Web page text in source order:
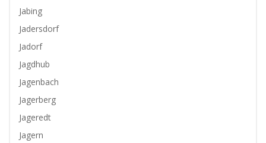
Jabing
Jadersdorf
Jadorf
Jagdhub
Jagenbach
Jagerberg
Jageredt
Jagern